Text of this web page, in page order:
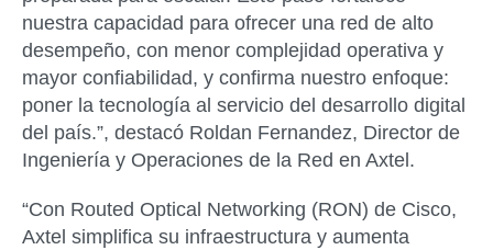
nuestra capacidad para ofrecer una red de alto
desempeño, con menor complejidad operativa y
mayor confiabilidad, y confirma nuestro enfoque:
poner la tecnología al servicio del desarrollo digital
del país.”, destacó Roldan Fernandez, Director de
Ingeniería y Operaciones de la Red en Axtel.
“Con Routed Optical Networking (RON) de Cisco,
Axtel simplifica su infraestructura y aumenta